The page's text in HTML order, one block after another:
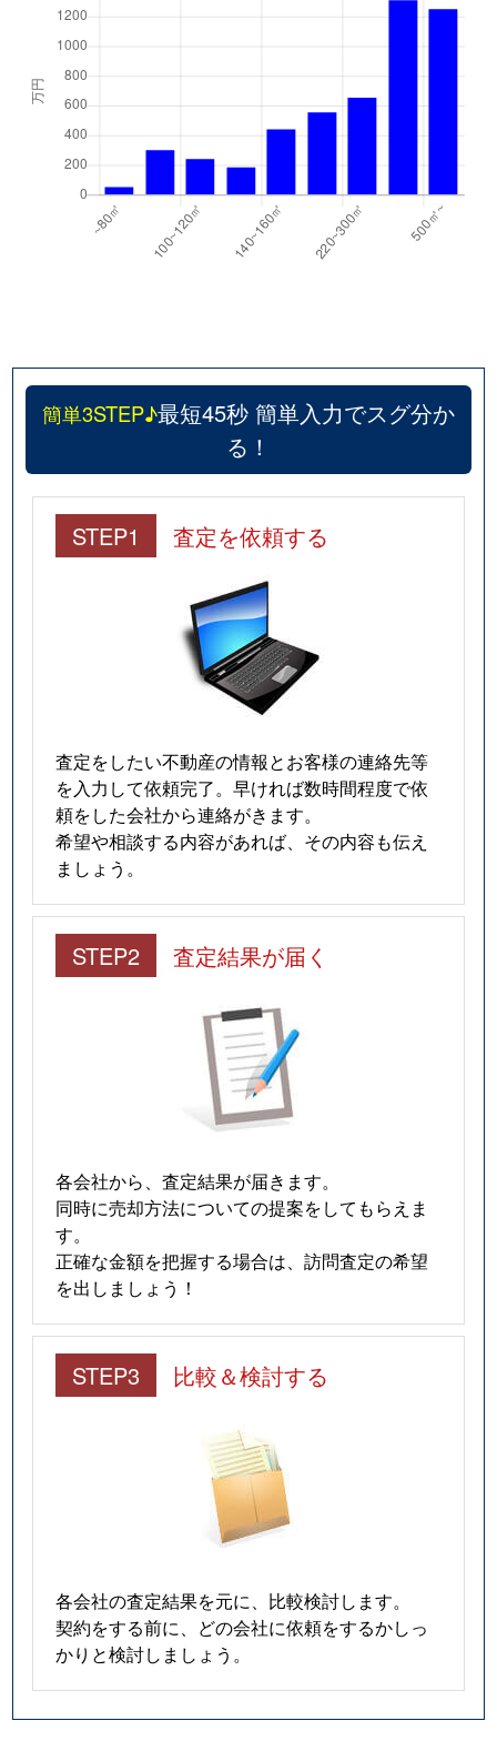
簡単3STEP♪最短45秒 簡単入力でスグ分か
る！
STEP1 査定を依頼する
査定をしたい不動産の情報とお客様の連絡先等
を入力して依頼完了。早ければ数時間程度で依
頼をした会社から連絡がきます。
希望や相談する内容があれば、その内容も伝え
ましょう。
STEP2 査定結果が届く
各会社から、査定結果が届きます。
同時に売却方法についての提案をしてもらえま
す。
正確な金額を把握する場合は、訪問査定の希望
を出しましょう！
STEP3 比較＆検討する
各会社の査定結果を元に、比較検討します。
契約をする前に、どの会社に依頼をするかしっ
かりと検討しましょう。